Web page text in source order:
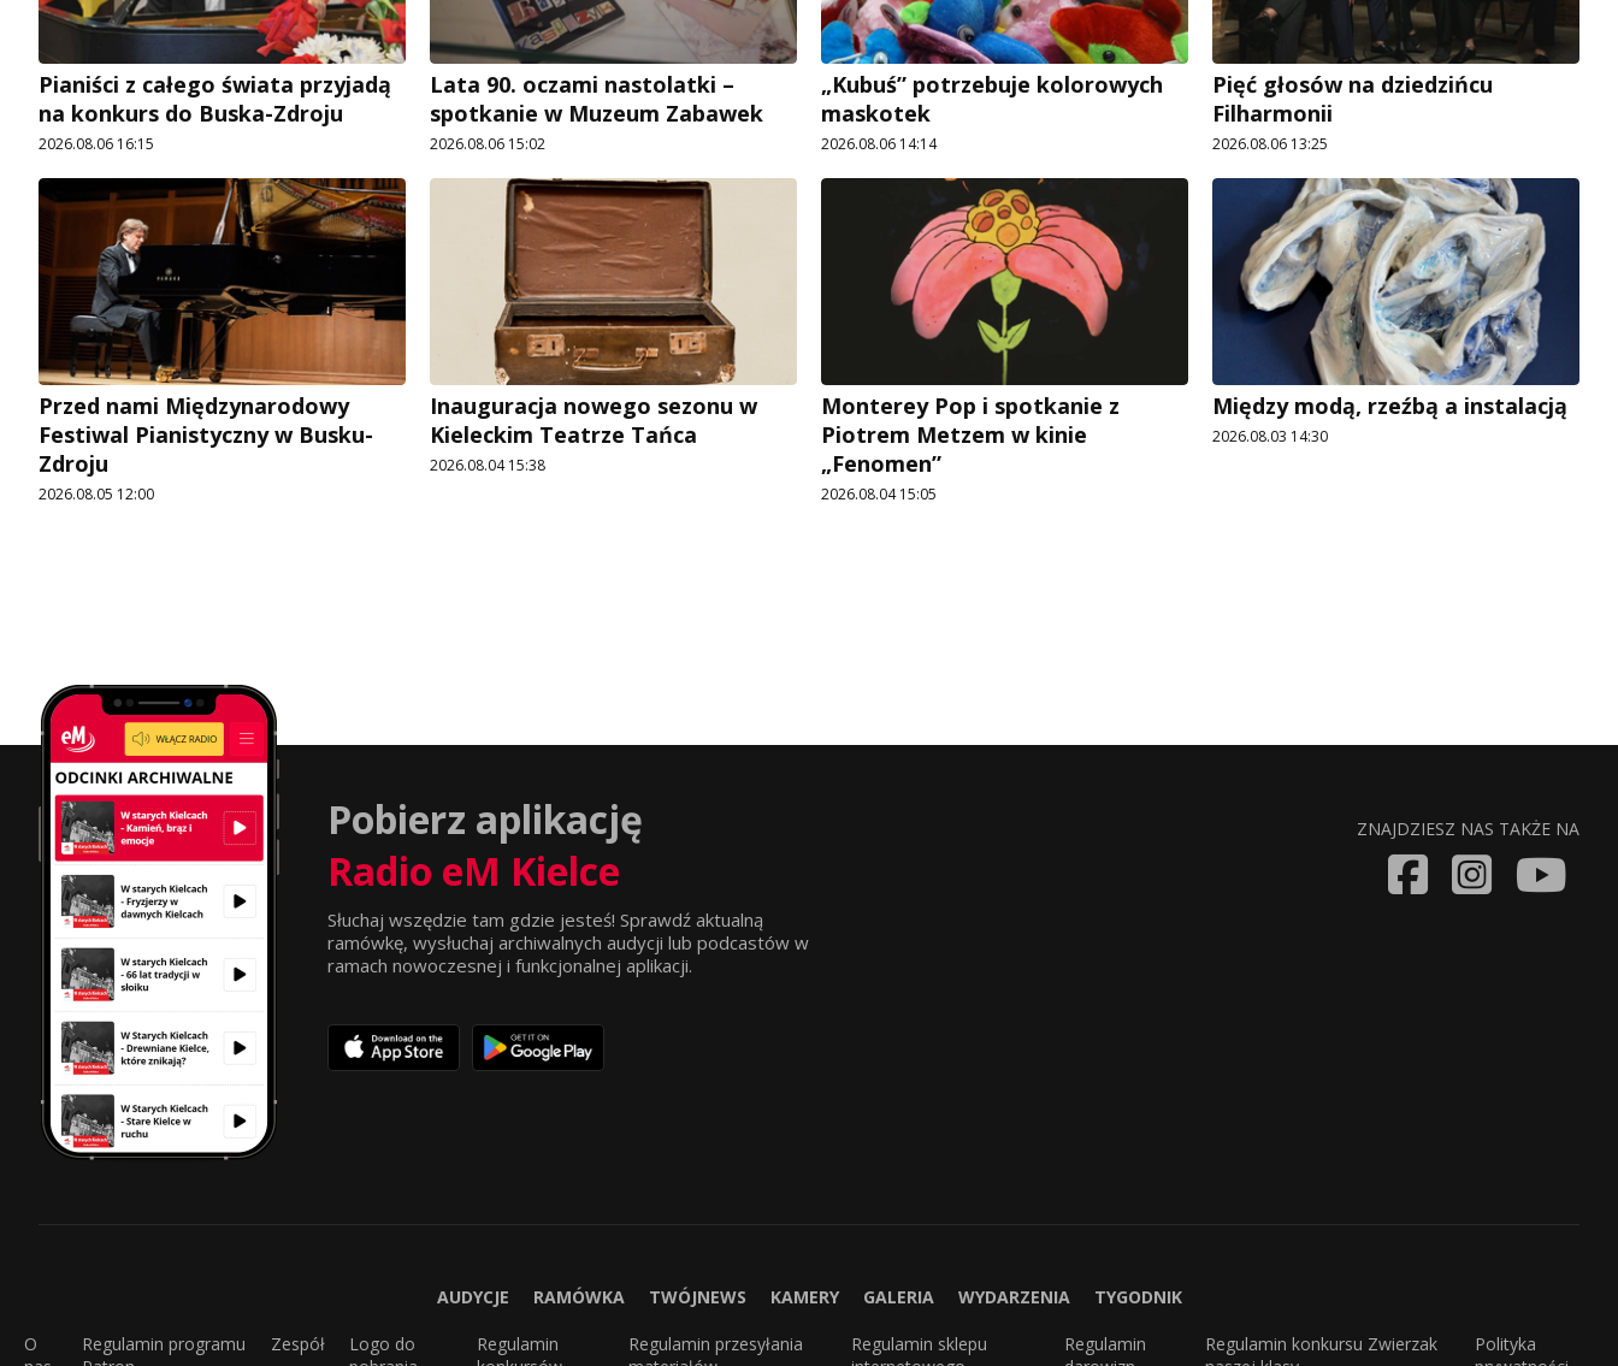
Pianiści z całego świata przyjadą
na konkurs do Buska-Zdroju
2026.08.06 16:15
Lata 90. oczami nastolatki –
spotkanie w Muzeum Zabawek
2026.08.06 15:02
„Kubuś” potrzebuje kolorowych
maskotek
2026.08.06 14:14
Pięć głosów na dziedzińcu
Filharmonii
2026.08.06 13:25
Przed nami Międzynarodowy
Festiwal Pianistyczny w Busku-
Zdroju
2026.08.05 12:00
Inauguracja nowego sezonu w
Kieleckim Teatrze Tańca
2026.08.04 15:38
Monterey Pop i spotkanie z
Piotrem Metzem w kinie
„Fenomen”
2026.08.04 15:05
Między modą, rzeźbą a instalacją
2026.08.03 14:30
Pobierz aplikację
Radio eM Kielce
Słuchaj wszędzie tam gdzie jesteś! Sprawdź aktualną
ramówkę, wysłuchaj archiwalnych audycji lub podcastów w
ramach nowoczesnej i funkcjonalnej aplikacji.
ZNAJDZIESZ NAS TAKŻE NA
AUDYCJE RAMÓWKA TWÓJNEWS KAMERY GALERIA WYDARZENIA TYGODNIK
O
Regulamin programu
Zespół
Logo do
Regulamin
Regulamin przesyłania
Regulamin sklepu
Regulamin
Regulamin konkursu Zwierzak
Polityka